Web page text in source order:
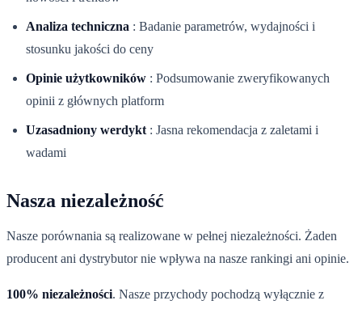
Analiza techniczna : Badanie parametrów, wydajności i
stosunku jakości do ceny
Opinie użytkowników : Podsumowanie zweryfikowanych
opinii z głównych platform
Uzasadniony werdykt: Jasna rekomendacja z zaletami i
wadami
Nasza niezależność
Nasze porównania są realizowane w pełnej niezależności. Żaden
producent ani dystrybutor nie wpływa na nasze rankingi ani opinie.
100% niezależności. Nasze przychody pochodzą wyłącznie z